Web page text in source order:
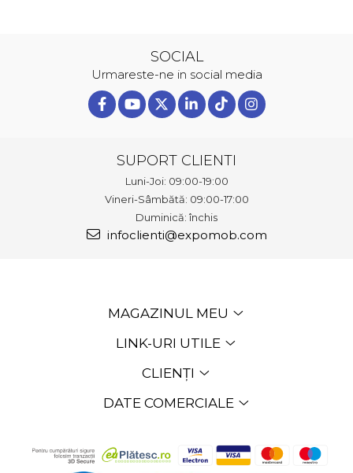
SOCIAL
Urmareste-ne in social media
SUPORT CLIENTI
Luni-Joi: 09:00-19:00
Vineri-Sâmbătă: 09:00-17:00
Duminică: închis
infoclienti@expomob.com
MAGAZINUL MEU
LINK-URI UTILE
CLIENȚI
DATE COMERCIALE